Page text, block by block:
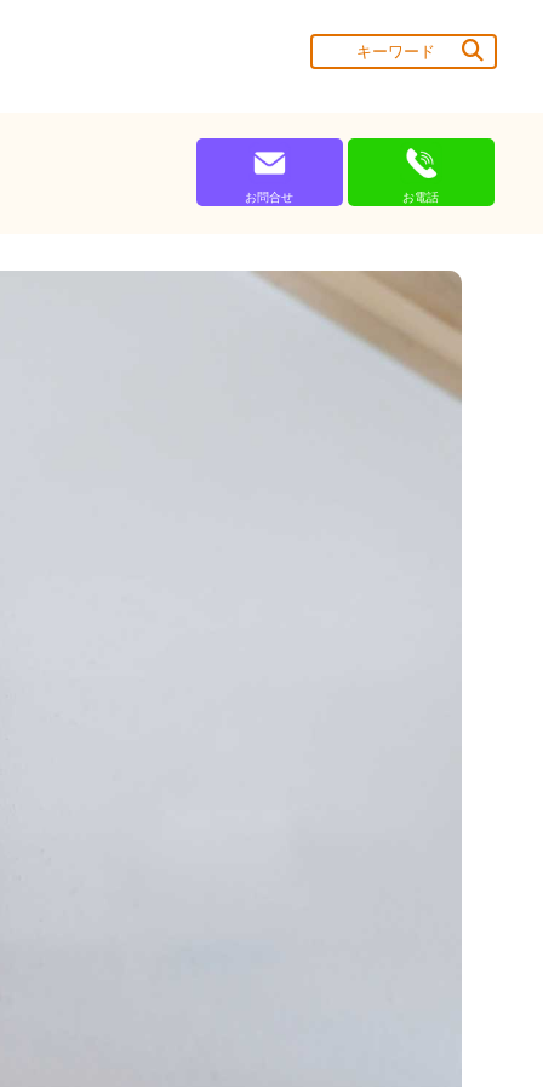
お問合せ お電話